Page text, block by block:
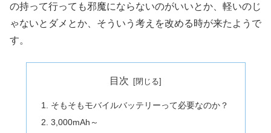
の持って行っても邪魔にならないのがいいとか、軽いのじ
ゃないとダメとか、そういう考えを改める時が来たようで
す。
目次
そもそもモバイルバッテリーって必要なのか？
3,000mAh～